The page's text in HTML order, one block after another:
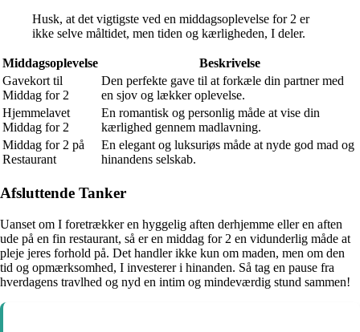
Husk, at det vigtigste ved en middagsoplevelse for 2 er
ikke selve måltidet, men tiden og kærligheden, I deler.
Middagsoplevelse
Beskrivelse
Gavekort til
Middag for 2
Den perfekte gave til at forkæle din partner med
en sjov og lækker oplevelse.
Hjemmelavet
Middag for 2
En romantisk og personlig måde at vise din
kærlighed gennem madlavning.
Middag for 2 på
Restaurant
En elegant og luksuriøs måde at nyde god mad og
hinandens selskab.
Afsluttende Tanker
Uanset om I foretrækker en hyggelig aften derhjemme eller en aften
ude på en fin restaurant, så er en middag for 2 en vidunderlig måde at
pleje jeres forhold på. Det handler ikke kun om maden, men om den
tid og opmærksomhed, I investerer i hinanden. Så tag en pause fra
hverdagens travlhed og nyd en intim og mindeværdig stund sammen!